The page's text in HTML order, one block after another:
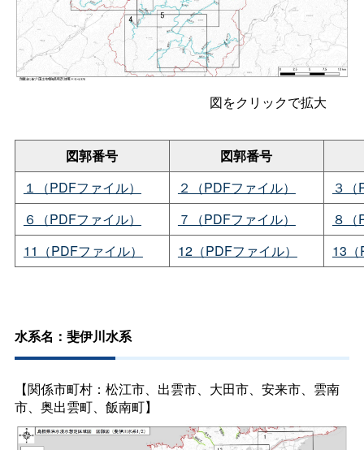
図をクリックで拡大
図郭番号
図郭番号
１（PDFファイル）
２（PDFファイル）
３
６（PDFファイル）
７（PDFファイル）
８（
11（PDFファイル）
12（PDFファイル） 13
水系名：斐伊川水系
【関係市町村：松江市、出雲市、大田市、安来市、雲南
市、奥出雲町、飯南町】